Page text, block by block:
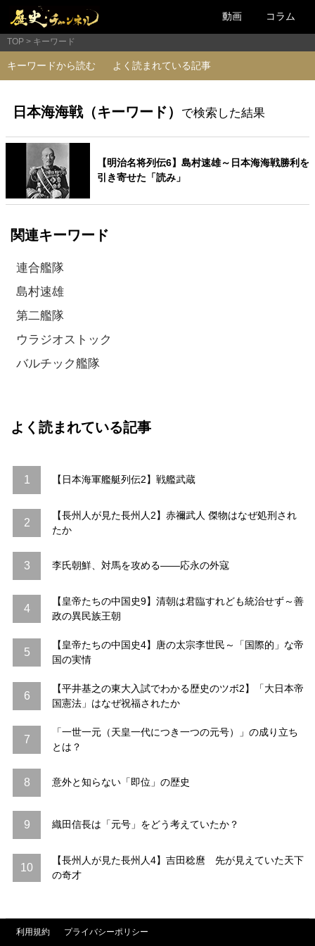
動画 コラム
TOP キーワード
キーワードから読む よく読まれている記事
日本海海戦（キーワード） で検索した結果
【明治名将列伝6】島村速雄～日本海海戦勝利を
引き寄せた「読み」
関連キーワード
連合艦隊
島村速雄
第二艦隊
ウラジオストック
バルチック艦隊
よく読まれている記事
1 【日本海軍艦艇列伝2】戦艦武蔵
2
【長州人が見た長州人2】赤禰武人 傑物はなぜ処刑され
たか
3 李氏朝鮮、対馬を攻める――応永の外寇
4
【皇帝たちの中国史9】清朝は君臨すれども統治せず～善
政の異民族王朝
5
【皇帝たちの中国史4】唐の太宗李世民～「国際的」な帝
国の実情
6
【平井基之の東大入試でわかる歴史のツボ2】「大日本帝
国憲法」はなぜ祝福されたか
7
「一世一元（天皇一代につき一つの元号）」の成り立ち
とは？
8 意外と知らない「即位」の歴史
9 織田信長は「元号」をどう考えていたか？
10
【長州人が見た長州人4】吉田稔麿 先が見えていた天下
の奇才
利用規約 プライバシーポリシー